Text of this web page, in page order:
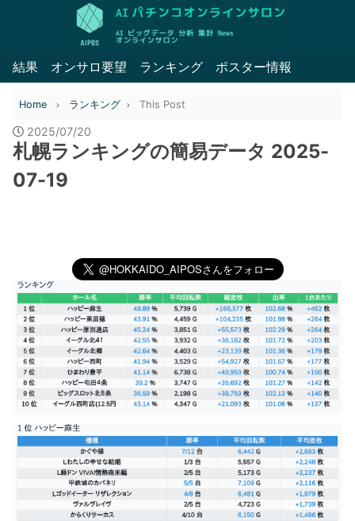
結果 オンサロ要望 ランキング ポスター情報
Home ランキング This Post
2025/07/20
札幌ランキングの簡易データ 2025-
07-19